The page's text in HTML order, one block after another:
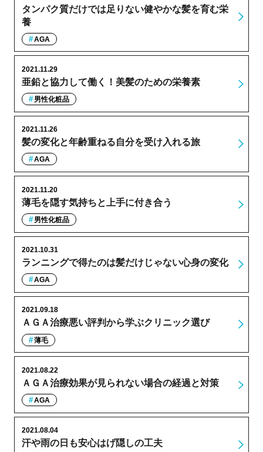
タンパク質だけでは足りない健やかな髪を育む栄
養
AGA
亜鉛と協力して働く！美髪のための栄養素
2021.11.29
男性化粧品
髪の変化と年齢重ねる自分を受け入れる旅
2021.11.26
AGA
薄毛を隠す気持ちと上手に付き合う
2021.11.20
男性化粧品
ランニングで得たのは髪だけじゃない心身の変化
2021.10.31
AGA
ＡＧＡ治療悪い評判から学ぶクリニック選び
2021.09.18
薄毛
ＡＧＡ治療効果が見られない場合の経過と対策
2021.08.22
AGA
汗や雨の日も安心はげ隠しの工夫
2021.08.04